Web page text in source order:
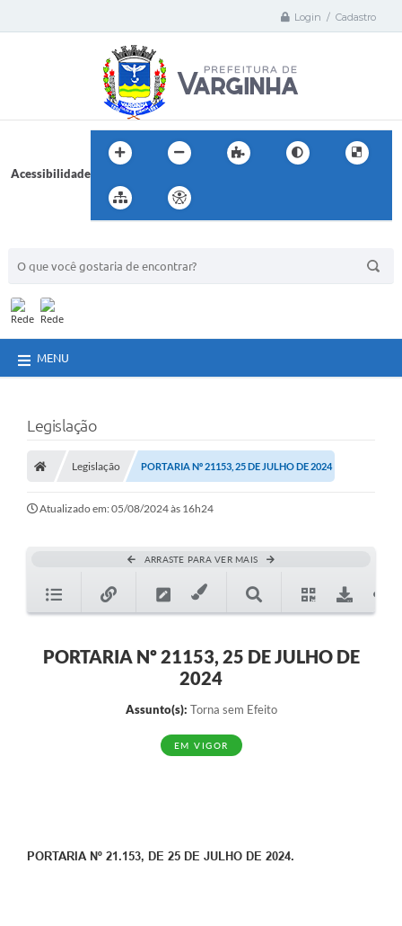
Login / Cadastro
Acessibilidade
MENU
Legislação
Legislação PORTARIA Nº 21153, 25 DE JULHO DE 2024
Atualizado em: 05/08/2024 às 16h24
ARRASTE PARA VER MAIS
PORTARIA Nº 21153, 25 DE JULHO DE
2024
Assunto(s): Torna sem Efeito
EM VIGOR
PORTARIA Nº 21.153, DE 25 DE JULHO DE 2024.